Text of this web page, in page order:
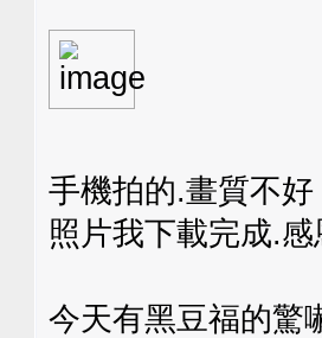
手機拍的.畫質不好
照片我下載完成.
今天有黑豆福的驚